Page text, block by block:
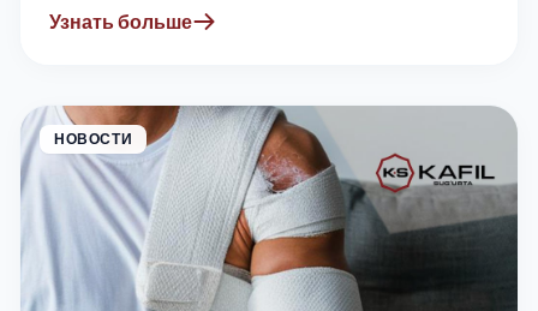
Узнать больше
НОВОСТИ